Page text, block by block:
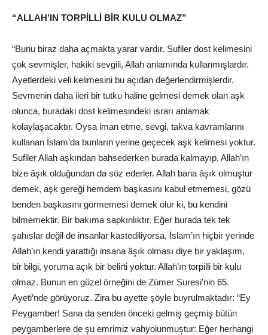
“ALLAH’IN TORPİLLİ BİR KULU OLMAZ”
“Bunu biraz daha açmakta yarar vardır. Sufiler dost kelimesini
çok sevmişler, hakiki sevgili, Allah anlamında kullanmışlardır.
Ayetlerdeki veli kelimesini bu açıdan değerlendirmişlerdir.
Sevmenin daha ileri bir tutku haline gelmesi demek olan aşk
olunca, buradaki dost kelimesindeki ısrarı anlamak
kolaylaşacaktır. Oysa iman etme, sevgi, takva kavramlarını
kullanan İslam’da bunların yerine geçecek aşk kelimesi yoktur.
Sufiler Allah aşkından bahsederken burada kalmayıp, Allah’ın
bize âşık olduğundan da söz ederler. Allah bana âşık olmuştur
demek, aşk gereği hemdem başkasını kabul etmemesi, gözü
benden başkasını görmemesi demek olur ki, bu kendini
bilmemektir. Bir bakıma sapkınlıktır. Eğer burada tek tek
şahıslar değil de insanlar kastediliyorsa, İslam’ın hiçbir yerinde
Allah’ın kendi yarattığı insana âşık olması diye bir yaklaşım,
bir bilgi, yoruma açık bir belirti yoktur. Allah’ın torpilli bir kulu
olmaz. Bunun en güzel örneğini de Zümer Suresi’nin 65.
Ayeti’nde görüyoruz. Zira bu ayette şöyle buyrulmaktadır: “Ey
Peygamber! Sana da senden önceki gelmiş geçmiş bütün
peygamberlere de şu emrimiz vahyolunmuştur: Eğer herhangi